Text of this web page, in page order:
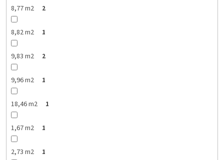
8,77 m2 2
8,82 m2 1
9,83 m2 2
9,96 m2 1
18,46 m2 1
1,67 m2 1
2,73 m2 1